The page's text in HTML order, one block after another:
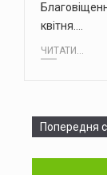
квітня.…
ЧИТАТИ...
Попередня